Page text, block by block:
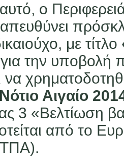
ο
με τίτλο
για την υποβολή
να
Αιγαίο
3 «Βελτίωση
από το